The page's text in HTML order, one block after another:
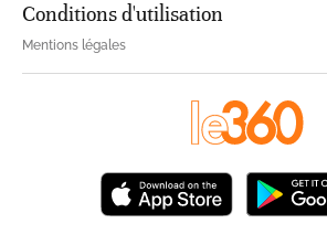
Conditions d'utilisation
Mentions légales